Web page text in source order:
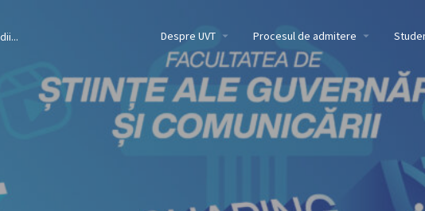
Despre UVT Procesul de admitere